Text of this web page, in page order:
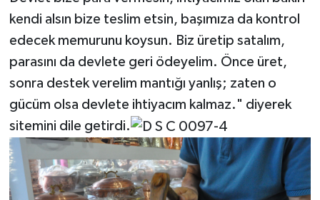
kendi alsın bize teslim etsin, başımıza da kontrol
edecek memurunu koysun. Biz üretip satalım,
parasını da devlete geri ödeyelim. Önce üret,
sonra destek verelim mantığı yanlış; zaten o
gücüm olsa devlete ihtiyacım kalmaz." diyerek
sitemini dile getirdi.